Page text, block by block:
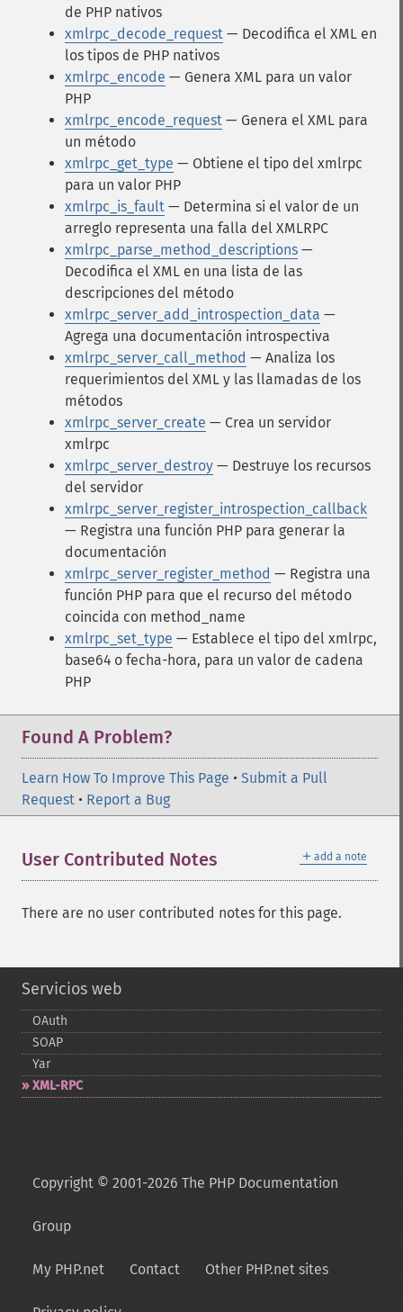
de PHP nativos
xmlrpc_decode_request — Decodifica el XML en
los tipos de PHP nativos
xmlrpc_encode — Genera XML para un valor
PHP
xmlrpc_encode_request — Genera el XML para
un método
xmlrpc_get_type — Obtiene el tipo del xmlrpc
para un valor PHP
xmlrpc_is_fault — Determina si el valor de un
arreglo representa una falla del XMLRPC
xmlrpc_parse_method_descriptions —
Decodifica el XML en una lista de las
descripciones del método
xmlrpc_server_add_introspection_data —
Agrega una documentación introspectiva
xmlrpc_server_call_method — Analiza los
requerimientos del XML y las llamadas de los
métodos
xmlrpc_server_create — Crea un servidor
xmlrpc
xmlrpc_server_destroy — Destruye los recursos
del servidor
xmlrpc_server_register_introspection_callback
— Registra una función PHP para generar la
documentación
xmlrpc_server_register_method — Registra una
función PHP para que el recurso del método
coincida con method_name
xmlrpc_set_type — Establece el tipo del xmlrpc,
base64 o fecha-hora, para un valor de cadena
PHP
Found A Problem?
Learn How To Improve This Page • Submit a Pull
Request • Report a Bug
＋ add a note
User Contributed Notes
There are no user contributed notes for this page.
Servicios web
OAuth
SOAP
Yar
XML-​RPC
Copyright © 2001-2026 The PHP Documentation
Group
My PHP.net Contact Other PHP.net sites